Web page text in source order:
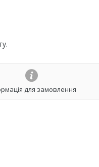
для замовлення